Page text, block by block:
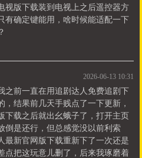
视版下载装到电视上之后遥控器方
有确定键能用，啥时候能适配一下
2026-06-13 10:31
之前一直在用追剧达人免费追剧下
，结果前几天手贱点了一下更新，
下载之后就出幺蛾子了，打开主页
倒是还行，但总感觉没以前利索
最新官网版下载重新下了一次还是
点把这玩意儿删了，后来我琢磨着